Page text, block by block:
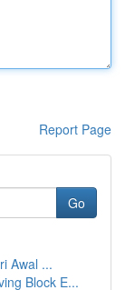
Report Page
Go
Awal ...
Block E...